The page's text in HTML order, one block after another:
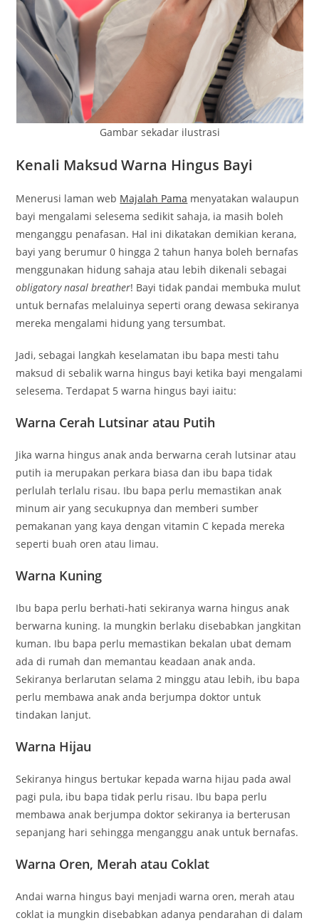
Gambar sekadar ilustrasi
Kenali Maksud Warna Hingus Bayi
Menerusi laman web Majalah Pama menyatakan walaupun
bayi mengalami selesema sedikit sahaja, ia masih boleh
menganggu penafasan. Hal ini dikatakan demikian kerana,
bayi yang berumur 0 hingga 2 tahun hanya boleh bernafas
menggunakan hidung sahaja atau lebih dikenali sebagai
obligatory nasal breather! Bayi tidak pandai membuka mulut
untuk bernafas melaluinya seperti orang dewasa sekiranya
mereka mengalami hidung yang tersumbat.
Jadi, sebagai langkah keselamatan ibu bapa mesti tahu
maksud di sebalik warna hingus bayi ketika bayi mengalami
selesema. Terdapat 5 warna hingus bayi iaitu:
Warna Cerah Lutsinar atau Putih
Jika warna hingus anak anda berwarna cerah lutsinar atau
putih ia merupakan perkara biasa dan ibu bapa tidak
perlulah terlalu risau. Ibu bapa perlu memastikan anak
minum air yang secukupnya dan memberi sumber
pemakanan yang kaya dengan vitamin C kepada mereka
seperti buah oren atau limau.
Warna Kuning
Ibu bapa perlu berhati-hati sekiranya warna hingus anak
berwarna kuning. Ia mungkin berlaku disebabkan jangkitan
kuman. Ibu bapa perlu memastikan bekalan ubat demam
ada di rumah dan memantau keadaan anak anda.
Sekiranya berlarutan selama 2 minggu atau lebih, ibu bapa
perlu membawa anak anda berjumpa doktor untuk
tindakan lanjut.
Warna Hijau
Sekiranya hingus bertukar kepada warna hijau pada awal
pagi pula, ibu bapa tidak perlu risau. Ibu bapa perlu
membawa anak berjumpa doktor sekiranya ia berterusan
sepanjang hari sehingga menganggu anak untuk bernafas.
Warna Oren, Merah atau Coklat
Andai warna hingus bayi menjadi warna oren, merah atau
coklat ia mungkin disebabkan adanya pendarahan di dalam